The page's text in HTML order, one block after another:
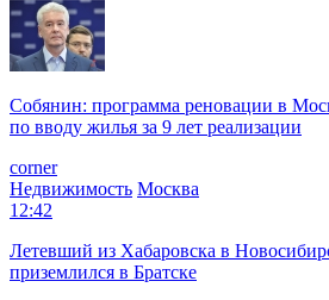
Собянин: программа реновации в
по вводу жилья за 9 лет реализации
corner
Недвижимость Москва
12:42
Летевший из Хабаровска в
приземлился в Братске